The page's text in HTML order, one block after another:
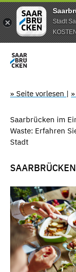
Stadt
» Seite vorlesen |
Saarbrücken im
Waste: Erfahren
Stadt